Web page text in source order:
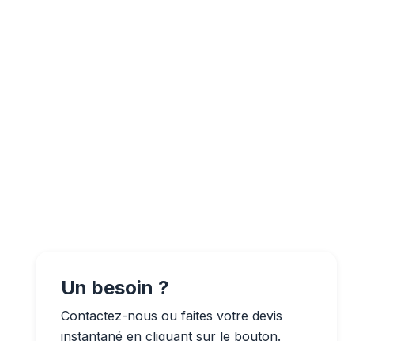
Un besoin ?
Contactez-nous ou faites votre devis
instantané en cliquant sur le bouton.